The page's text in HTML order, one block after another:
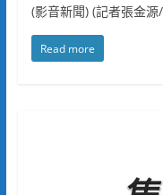
(影音新聞) (記者張金
Read more